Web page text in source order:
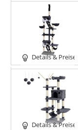
Details & Preise
Details & Preise